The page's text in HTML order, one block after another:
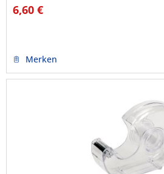
6,60 €
Merken